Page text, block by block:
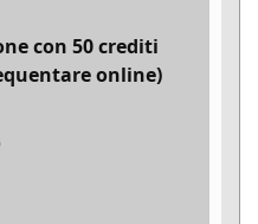
con 50 crediti
online)